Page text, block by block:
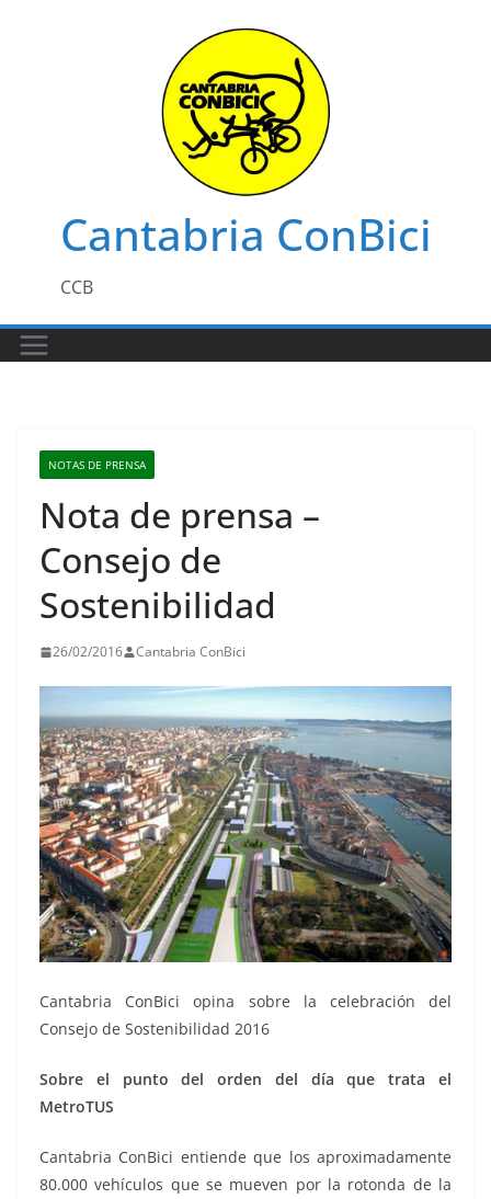
Cantabria ConBici
CCB
NOTAS DE PRENSA
Nota de prensa –
Consejo de
Sostenibilidad
26/02/2016 Cantabria ConBici
Cantabria ConBici opina sobre la celebración del
Consejo de Sostenibilidad 2016
Sobre el punto del orden del día que trata el
MetroTUS
Cantabria ConBici entiende que los aproximadamente
80.000 vehículos que se mueven por la rotonda de la